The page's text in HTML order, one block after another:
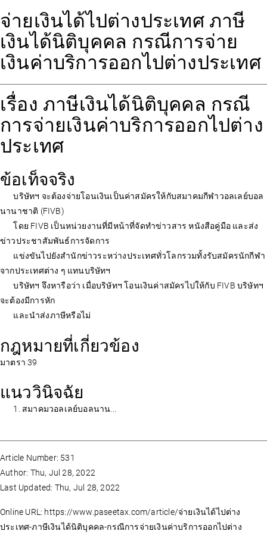
จ่ายเงินได้ไปต่างประเทศ ภาษี
เงินได้นิติบุคคล กรณีการจ่าย
เงินค่าบริการออกไปต่างประเทศ
เรื่อง ภาษีเงินได้นิติบุคคล กรณี
การจ่ายเงินค่าบริการออกไปต่าง
ประเทศ
ข้อเท็จจริง
บริษัทฯ จะต้องจ่ายโอนเงินเป็นค่าสมัครให้กับสมาคมกีฬาวอลเลย์บอล
นานาชาติ (FIVB)
โดย FIVB เป็นหน่วยงานที่มีหน้าที่จัดทำข่าวสาร หนังสือคู่มือ และส่ง
ข่าวประชาสัมพันธ์การจัดการ
แข่งขันไปยังสำนักข่าวระหว่างประเทศทั่วโลกรวมทั้งรับสมัครนักกีฬา
จากประเทศต่าง ๆ แทนบริษัทฯ
บริษัทฯ จึงหารือว่า เมื่อบริษัทฯ โอนเงินค่าสมัครไปให้กับ FIVB บริษัทฯ
จะต้องมีการหัก
และนำส่งภาษีหรือไม่
กฎหมายที่เกี่ยวข้อง
มาตรา 39
แนววินิจฉัย
1. สมาคมวอลเลย์บอลนาน...
Article Number: 531
Author: Thu, Jul 28, 2022
Last Updated: Thu, Jul 28, 2022
Online URL: https://www.paseetax.com/article/จ่ายเงินได้ไปต่าง
ประเทศ-ภาษีเงินได้นิติบุคคล-กรณีการจ่ายเงินค่าบริการออกไปต่าง